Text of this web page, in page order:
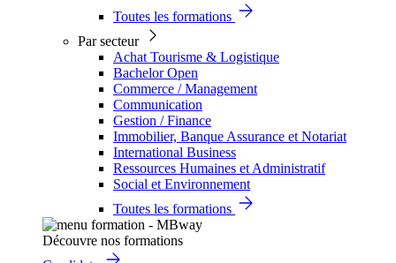
Toutes les formations
Par secteur
Achat Tourisme & Logistique
Bachelor Open
Commerce / Management
Communication
Gestion / Finance
Immobilier, Banque Assurance et Notariat
International Business
Ressources Humaines et Administratif
Social et Environnement
Toutes les formations
Découvre nos formations